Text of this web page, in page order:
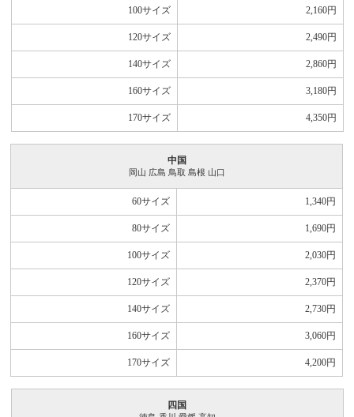
100サイズ 2,160円
120サイズ 2,490円
140サイズ 2,860円
160サイズ 3,180円
170サイズ 4,350円
中国
岡山 広島 鳥取 島根 山口
60サイズ 1,340円
80サイズ 1,690円
100サイズ 2,030円
120サイズ 2,370円
140サイズ 2,730円
160サイズ 3,060円
170サイズ 4,200円
四国